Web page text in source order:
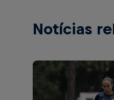
Notícias